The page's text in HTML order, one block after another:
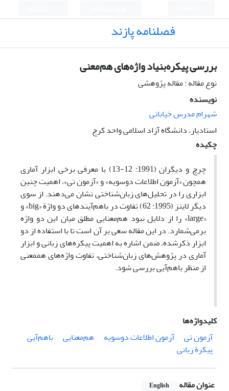
فصلنامه پازند
بررسی پیکره‌بنیاد واژه‌های هم‌معنی
نوع مقاله : مقاله پژوهشی
نویسنده
شهرام مدرس خیابانی
استادیار، دانشگاه آزاد اسلامی واحد کرج
چکیده
چرچ و دیگران (1991: 12-13) با معرفی برخی ابزار آماری
همچون «آزمون اطلاعات دوسویه» و «آزمون تی»، اهمیت چنین
ابزاری را در تحلیل‌های زبان‌شناختی نشان می‌دهند. از سوی
دیگر لاینز (1995: 62) تفاوت در باهم‌آیندهای دو واژة «big» و
«large» را از دلایل نبود هم‌معنایی مطلق میان این دو واژه
برمی‌شمارد. در این مقاله سعی بر آن است تا با استفاده از دو
ابزار ذکرشده، ضمن اشاره به اهمیت پیکره‌های زبانی و ابزار
آماری در پژوهش‌های زبان‌شناختی، تفاوت واژه‌های هم­معنی
از منظر باهم‌آیی بررسی شود.
کلیدواژه‌ها
آزمون تی
آزمون اطلاعات دوسویه هم‌معنایی
باهم‌آیی
پیکرة زبانی
عنوان مقاله English